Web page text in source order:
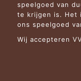
speelgoed van
te krijgen is. Het
ons speelgoed
Wij accepteren